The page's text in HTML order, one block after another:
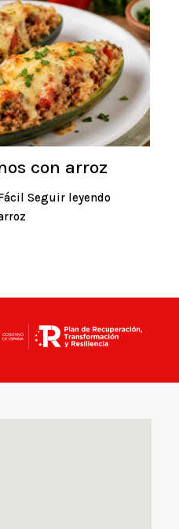
con arroz
Seguir leyendo